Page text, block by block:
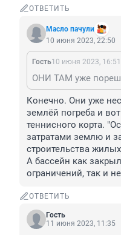
ОТВЕТИТЬ
Масло пачули
10 июня 2023, 22:50
Гость10 июня 2023, 16:51
Конечно. Они уже
землёй погреба и
теннисного корта.
затратами землю и
строительства
А бассейн как
ограничений, так и
ОТВЕТИТЬ
Гость
11 июня 2023, 11:35